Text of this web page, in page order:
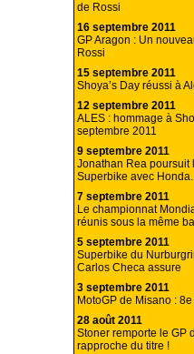
de Rossi
16 septembre 2011
GP Aragon : Un
Rossi
15 septembre 2011
Shoya’s Day réussi à
12 septembre 2011
ALES : hommage à
septembre 2011
9 septembre 2011
Jonathan Rea poursuit
Superbike avec Honda.
7 septembre 2011
Le championnat
réunis sous la même
5 septembre 2011
Superbike du
Carlos Checa assure
3 septembre 2011
MotoGP de Misano :
28 août 2011
Stoner remporte le GP
rapproche du titre !